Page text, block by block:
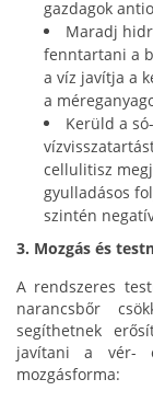
gazdagok
Maradj
fenntartani a
a víz javítja a
a
Kerüld a
cellulitisz
gyulladásos
szintén
3. Mozgás és
A rendszeres
narancsbőr
segíthetnek
javítani a vér-
mozgásforma: